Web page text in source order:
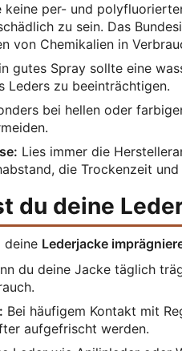
keine per- und
zu sein. Das
von Chemikalien in
gutes Spray sollte eine
Leders zu beeinträchtigen.
bei hellen oder
Lies immer die
die Trockenzeit
du deine
deine Lederjacke
du deine Jacke täglich
Bei häufigem Kontakt mit
aufgefrischt werden.